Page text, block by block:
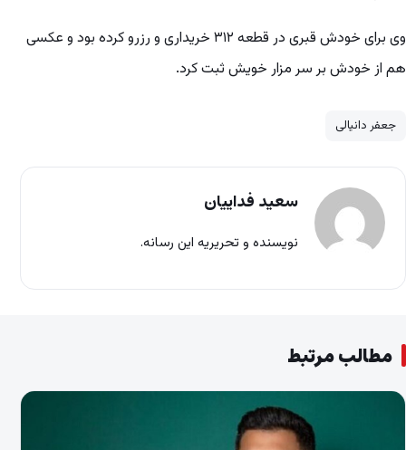
وی برای خودش قبری در قطعه ۳۱۲ خریداری و رزرو کرده بود و عکسی
هم از خودش بر سر مزار خویش ثبت کرد.
جعفر دانیالی
سعید فداییان
نویسنده و تحریریه این رسانه.
مطالب مرتبط